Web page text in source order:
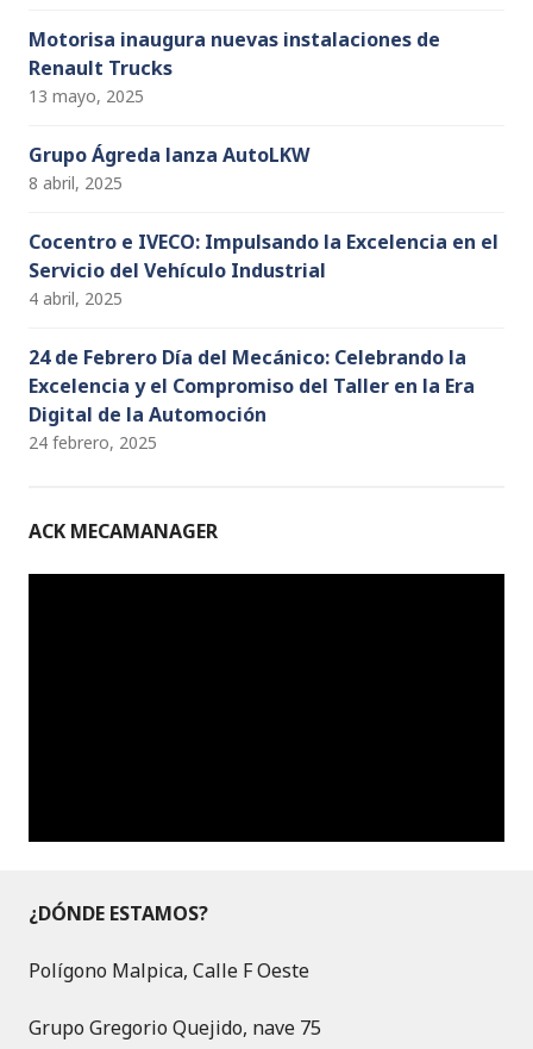
Motorisa inaugura nuevas instalaciones de
Renault Trucks
13 mayo, 2025
Grupo Ágreda lanza AutoLKW
8 abril, 2025
Cocentro e IVECO: Impulsando la Excelencia en el
Servicio del Vehículo Industrial
4 abril, 2025
24 de Febrero Día del Mecánico: Celebrando la
Excelencia y el Compromiso del Taller en la Era
Digital de la Automoción
24 febrero, 2025
ACK MECAMANAGER
¿DÓNDE ESTAMOS?
Polígono Malpica, Calle F Oeste
Grupo Gregorio Quejido, nave 75